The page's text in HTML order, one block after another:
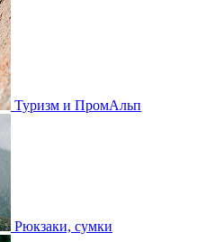
Туризм и ПромАльп
Рюкзаки, сумки